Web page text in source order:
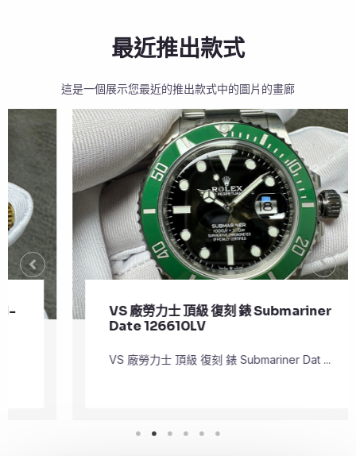
最近推出款式
這是一個展示您最近的推出款式中的圖片的畫廊
VS 廠勞力士 頂級 復刻 錶 Submariner
Date 126610LV
VS 廠勞力士 頂級 復刻 錶 Submariner Dat ...